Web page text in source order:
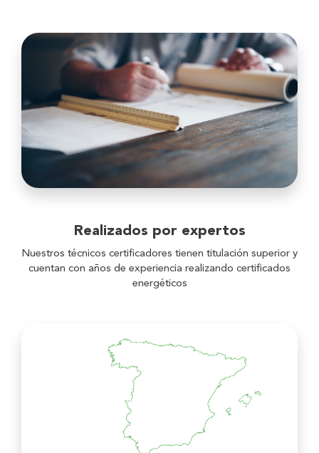
Realizados por expertos
Nuestros técnicos certificadores tienen titulación superior y
cuentan con años de experiencia realizando certificados
energéticos